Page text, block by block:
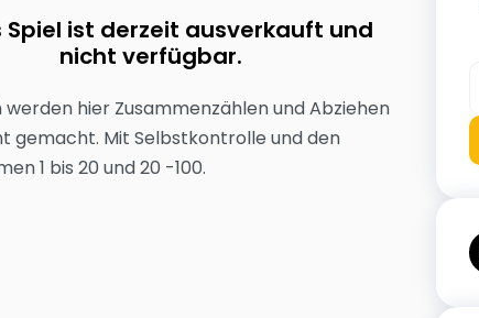
Spiel ist derzeit ausverkauft und
nicht verfügbar.
werden hier Zusammenzählen und Abziehen
gemacht. Mit Selbstkontrolle und den
1 bis 20 und 20 -100.